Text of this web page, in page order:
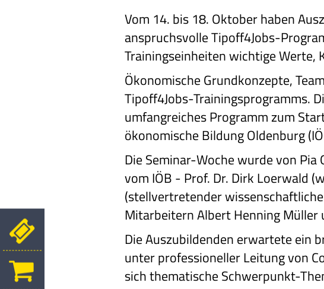
Vom 14. bis 18. Oktober haben
anspruchsvolle Tipoff4Jobs-
Trainingseinheiten wichtige
Ökonomische Grundkonzepte,
Tipoff4Jobs-Trainingsprogramms.
umfangreiches Programm zum
ökonomische Bildung Oldenburg
Die Seminar-Woche wurde von Pia
vom IÖB - Prof. Dr. Dirk Loerwald
(stellvertretender
Mitarbeitern Albert Henning
Die Auszubildenden erwartete ein
unter professioneller Leitung von
sich thematische Schwerpunkt-